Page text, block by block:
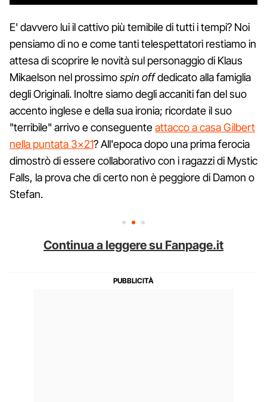
E' davvero lui il cattivo più temibile di tutti i tempi? Noi
pensiamo di no e come tanti telespettatori restiamo in
attesa di scoprire le novità sul personaggio di Klaus
Mikaelson nel prossimospin offdedicato alla famiglia
degli Originali. Inoltre siamo degli accaniti fan del suo
accento inglese e della sua ironia; ricordate il suo
"terribile" arrivo e conseguenteattacco a casa Gilbert
nella puntata 3×21? All'epoca dopo una prima ferocia
dimostrò di essere collaborativo con i ragazzi di Mystic
Falls, la prova che di certo non è peggiore di Damon o
Stefan.
Continua a leggere su Fanpage.it